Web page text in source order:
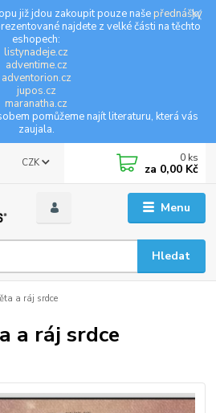
již jdou zakoupit pouze naše přednášky
najdete z velké části na těchto
eshopech:
listynadeje.cz
adventime.cz
adventorion.cz
jupos.cz
maranatha.cz
pomůžeme najít literaturu, která vás
zaujala.
Menu
CZK
Hledat
0 ks
za 0,00 Kč
a ráj srdce
a ráj srdce